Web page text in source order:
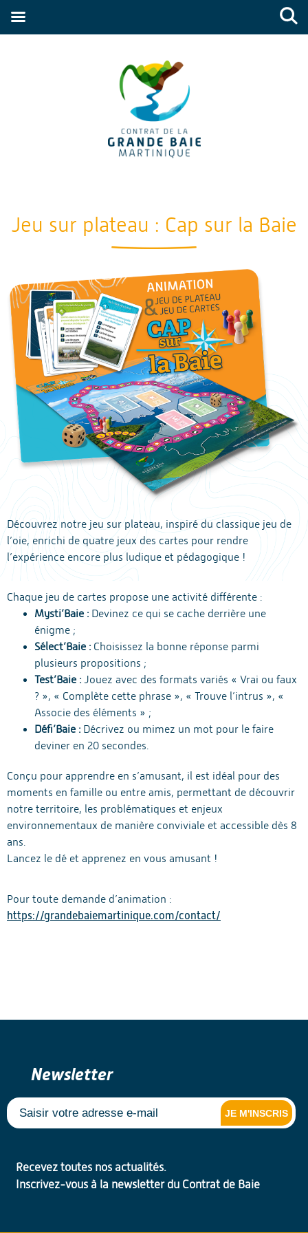
Jeu sur plateau : Cap sur la Baie
Découvrez notre jeu sur plateau, inspiré du classique jeu de
l’oie, enrichi de quatre jeux des cartes pour rendre
l’expérience encore plus ludique et pédagogique !
Chaque jeu de cartes propose une activité différente :
Mysti’Baie : Devinez ce qui se cache derrière une
énigme ;
Sélect’Baie : Choisissez la bonne réponse parmi
plusieurs propositions ;
Test’Baie : Jouez avec des formats variés « Vrai ou faux
? », « Complète cette phrase », « Trouve l’intrus », «
Associe des éléments » ;
Défi’Baie : Décrivez ou mimez un mot pour le faire
deviner en 20 secondes.
Conçu pour apprendre en s’amusant, il est idéal pour des
moments en famille ou entre amis, permettant de découvrir
notre territoire, les problématiques et enjeux
environnementaux de manière conviviale et accessible dès 8
ans.
Lancez le dé et apprenez en vous amusant !
Pour toute demande d’animation :
https://grandebaiemartinique.com/contact/
Newsletter
JE M'INSCRIS
Recevez toutes nos actualités.
Inscrivez-vous à la newsletter du Contrat de Baie